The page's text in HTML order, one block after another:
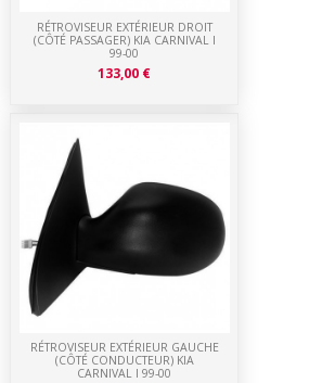
RÉTROVISEUR EXTÉRIEUR GAUCHE
(CÔTÉ CONDUCTEUR) KIA
CARNIVAL I 99-00
RÉTROVISEUR EXTÉRIEUR DROIT
(CÔTÉ PASSAGER) KIA CARNIVAL I
99-00
133,00 €